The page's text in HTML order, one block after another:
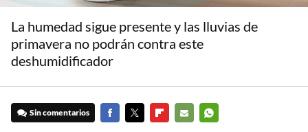
La humedad sigue presente y las lluvias de
primavera no podrán contra este
deshumidificador
Sin comentarios